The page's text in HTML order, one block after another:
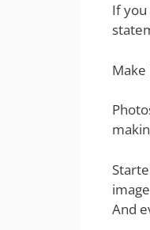
If
Make
And